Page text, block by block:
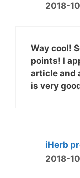
2018-
Way cool!
points! I
article and
is very
iHerb
2018-